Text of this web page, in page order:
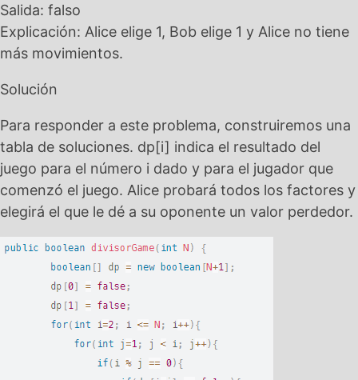
Salida: falso
Explicación: Alice elige 1, Bob elige 1 y Alice no tiene
más movimientos.
Solución
Para responder a este problema, construiremos una
tabla de soluciones. dp[i] indica el resultado del
juego para el número i dado y para el jugador que
comenzó el juego. Alice probará todos los factores y
elegirá el que le dé a su oponente un valor perdedor.